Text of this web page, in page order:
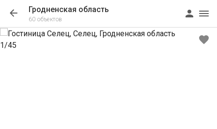
Гродненская область
60 объектов
1/45